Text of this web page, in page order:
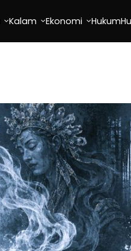
Kalam Ekonomi Hukum